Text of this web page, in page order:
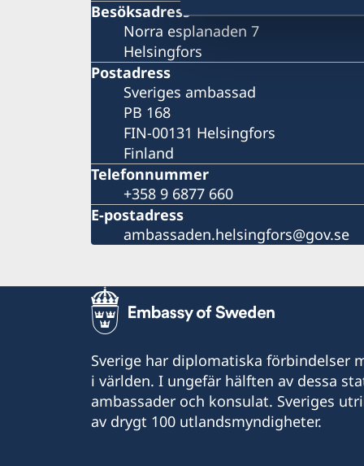
Besöksadress
Norra esplanaden 7
Helsingfors
Postadress
Sveriges ambassad
PB 168
FIN-00131 Helsingfors
Finland
Telefonnummer
+358 9 6877 660
E-postadress
ambassaden.helsingfors@gov.se
Sverige har diplomatiska förbindelser
i världen. I ungefär hälften av dessa
ambassader och konsulat. Sveriges
av drygt 100 utlandsmyndigheter.